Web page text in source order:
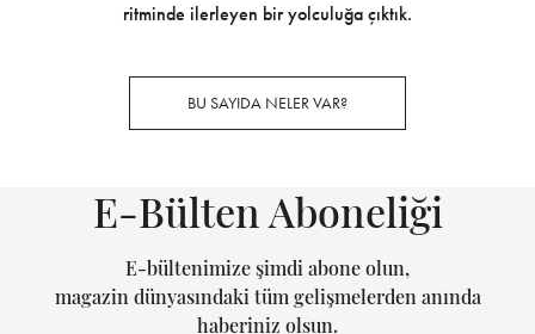
ritminde ilerleyen bir yolculuğa çıktık.
BU SAYIDA NELER VAR?
E-Bülten Aboneliği
E-bültenimize şimdi abone olun,
magazin dünyasındaki tüm gelişmelerden anında
haberiniz olsun.